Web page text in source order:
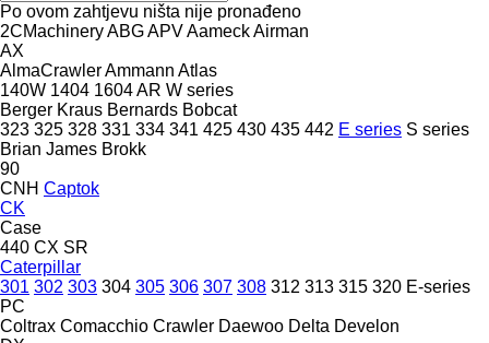
Po ovom zahtjevu ništa nije pronađeno
2CMachineryABGAPVAameckAirman
AX
AlmaCrawlerAmmann Atlas
140W 1404 1604AR W series
Berger Kraus Bernards Bobcat
323 325 328 331 334 341 425 430 435 442 E series S series
Brian James Brokk
90
CNH Captok
CK
Case
440 CX SR
Caterpillar
301 302 303 304 305 306 307 308 312 313 315 320 E-series
PC
Coltrax Comacchio Crawler Daewoo Delta Develon